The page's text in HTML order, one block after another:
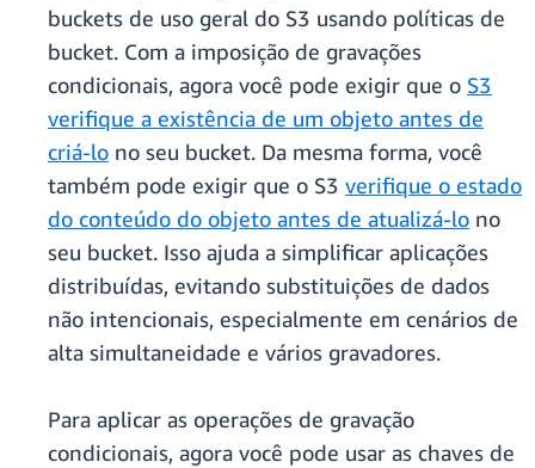
buckets de uso geral do S3 usando políticas de
bucket. Com a imposição de gravações
condicionais, agora você pode exigir que o S3
verifique a existência de um objeto antes de
criá-lo no seu bucket. Da mesma forma, você
também pode exigir que o S3 verifique o estado
do conteúdo do objeto antes de atualizá-lo no
seu bucket. Isso ajuda a simplificar aplicações
distribuídas, evitando substituições de dados
não intencionais, especialmente em cenários de
alta simultaneidade e vários gravadores.
Para aplicar as operações de gravação
condicionais, agora você pode usar as chaves de